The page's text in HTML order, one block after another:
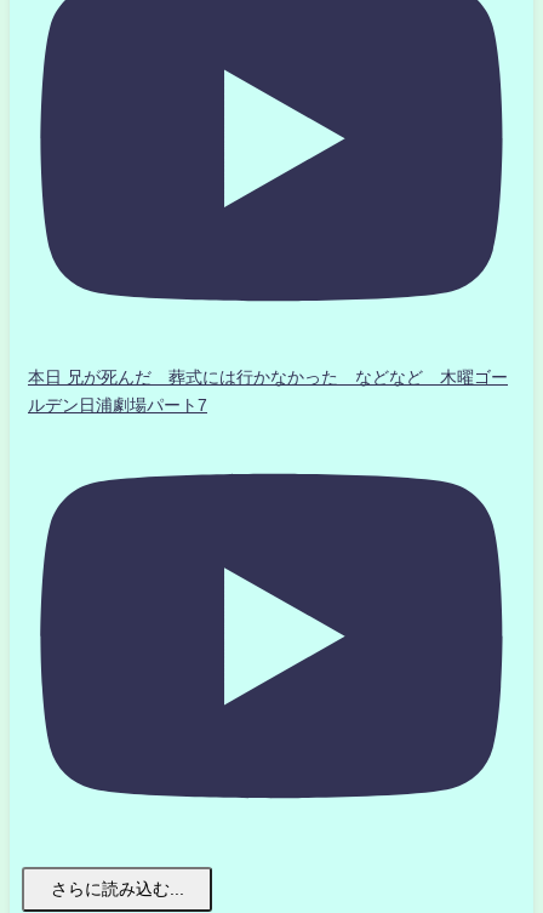
本日 兄が死んだ 葬式には行かなかった などなど 木曜ゴー
ルデン日浦劇場パート7
さらに読み込む...